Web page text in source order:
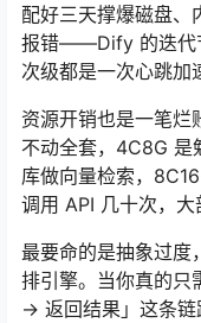
配好三天撑爆磁盘
报错——Dify 的迭代
次级都是一次心跳加
资源开销也是一笔
不动全套，4C8G 是
库做向量检索，
调用 API 几十次，大
最要命的是抽象过度
排引擎。当你真的
→ 返回结果」这条链